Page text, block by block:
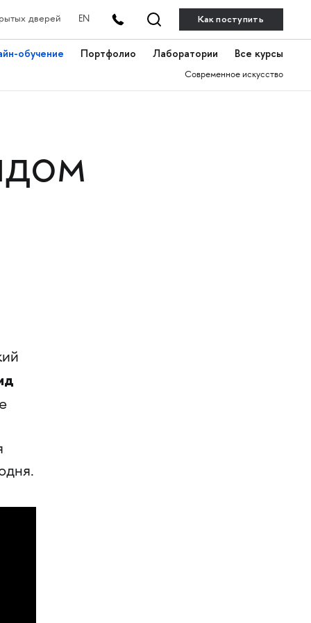
дверей EN Как поступить
обучение Портфолио Лаборатории Все курсы
Современное искусство